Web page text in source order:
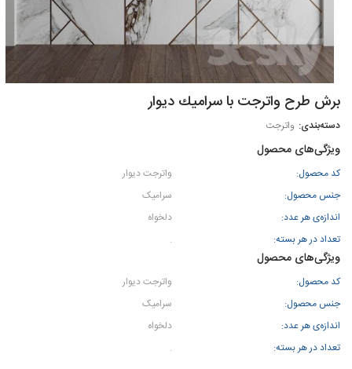
برش طرح واترجت با سراميك دیوار
واترجت
ویژگی‌های محصول
کد محصول:
واترجت دیوار
جنس محصول:
سرامیک
اندازه‌ی هر عدد:
دلخواه
تعداد در هر بسته:
.
ویژگی‌های محصول
کد محصول:
واترجت دیوار
جنس محصول:
سرامیک
اندازه‌ی هر عدد:
دلخواه
تعداد در هر بسته:
.